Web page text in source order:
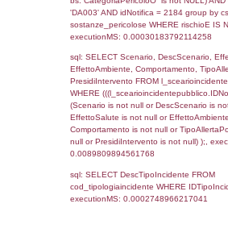
sql: SELECT
rofi.DescAltro FROM